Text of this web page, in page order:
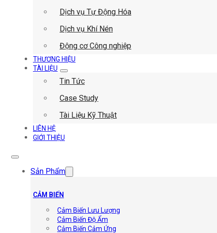
Dịch vụ Tự Động Hóa
Dịch vụ Khí Nén
Động cơ Công nghiệp
THƯƠNG HIỆU
TÀI LIỆU
Tin Tức
Case Study
Tài Liệu Kỹ Thuật
LIÊN HỆ
GIỚI THIỆU
Sản Phẩm
CẢM BIẾN
Cảm Biến Lưu Lượng
Cảm Biến Độ Ẩm
Cảm Biến Cảm Ứng